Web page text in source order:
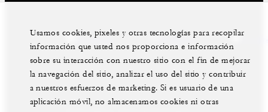
facebook instagram
Usamos cookies, pixeles y otras tecnologías para recopilar
información que usted nos proporciona e información
sobre su interacción con nuestro sitio con el fin de mejorar
la navegación del sitio, analizar el uso del sitio y contribuir
a nuestros esfuerzos de marketing. Si es usuario de una
aplicación móvil, no almacenamos cookies ni otras